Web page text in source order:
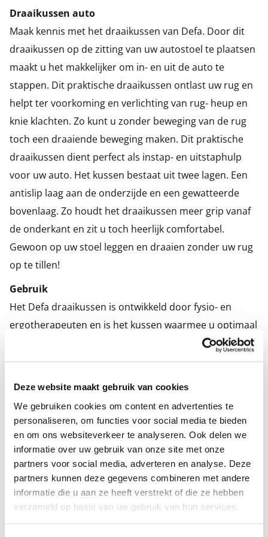
Deze website maakt gebruik van cookies
We gebruiken cookies om content en advertenties te
personaliseren, om functies voor social media te bieden
en om ons websiteverkeer te analyseren. Ook delen we
informatie over uw gebruik van onze site met onze
partners voor social media, adverteren en analyse. Deze
partners kunnen deze gegevens combineren met andere
informatie die u aan ze heeft verstrekt of die ze hebben
verzameld op basis van uw gebruik van hun services.
Draaikussen auto
Maak kennis met het draaikussen van Defa. Door dit
draaikussen op de zitting van uw autostoel te plaatsen
maakt u het makkelijker om in- en uit de auto te
stappen. Dit praktische draaikussen ontlast uw rug en
helpt ter voorkoming en verlichting van rug- heup en
knie klachten. Zo kunt u zonder beweging van de rug
toch een draaiende beweging maken. Dit praktische
draaikussen dient perfect als instap- en uitstaphulp
voor uw auto. Het kussen bestaat uit twee lagen. Een
antislip laag aan de onderzijde en een gewatteerde
bovenlaag. Zo houdt het draaikussen meer grip vanaf
de onderkant en zit u toch heerlijk comfortabel.
Gewoon op uw stoel leggen en draaien zonder uw rug
op te tillen!
Gebruik
Het Defa draaikussen is ontwikkeld door fysio- en
ergotherapeuten en is het kussen waarmee u optimaal
kunt genieten van uw reizen in de auto. Ga eerst op
het draaikussen zitten en maak vervolgens een
heeft u door gebruik van dit draaikussen minder
ondersteuning van u armen nodig. Deze draaischijf is
ook ideaal om te gebruiken op een eetkamerstoel,
rolstoel of op bed. Dit luxe draaikussen met een
hoogte van 5 cm is gewatteerd waardoor u extra
comfortabel zit.